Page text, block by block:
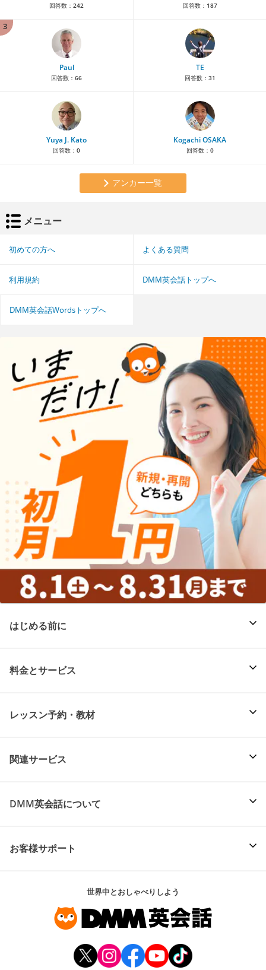
回答数： 242 回答数： 187
3
Paul
回答数： 66
TE
回答数： 31
Yuya J. Kato
回答数： 0
Kogachi OSAKA
回答数： 0
アンカー一覧
メニュー
初めての方へ よくある質問
利用規約 DMM英会話トップへ
DMM英会話Wordsトップへ
はじめる前に
料金とサービス
レッスン予約・教材
関連サービス
DMM英会話について
お客様サポート
世界中とおしゃべりしよう